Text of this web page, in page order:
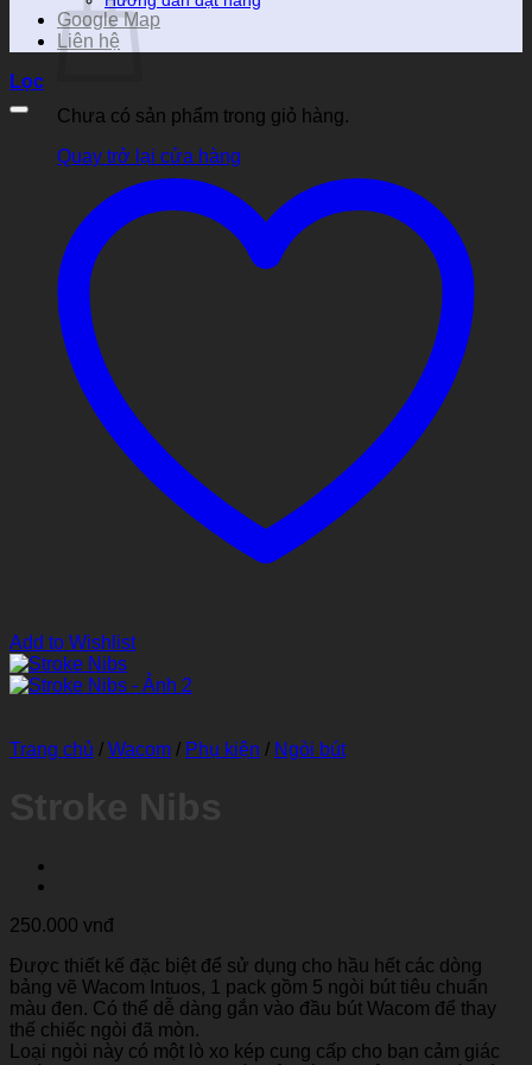
Chưa có sản phẩm trong giỏ hàng.
Quay trở lại cửa hàng
Google Map
Liên hệ
Lọc
Add to Wishlist
Trang chủ / Wacom / Phụ kiện / Ngòi bút
Stroke Nibs
250.000 vnđ
Được thiết kế đặc biệt để sử dụng cho hầu hết các dòng
bảng vẽ Wacom Intuos, 1 pack gồm 5 ngòi bút tiêu chuẩn
màu đen. Có thể dễ dàng gắn vào đầu bút Wacom để thay
thế chiếc ngòi đã mòn.
Loại ngòi này có một lò xo kép cung cấp cho bạn cảm giác